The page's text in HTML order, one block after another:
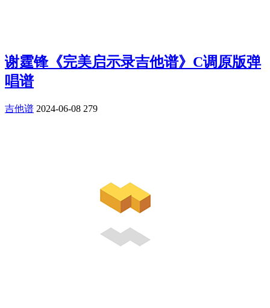
谢霆锋《完美启示录吉他谱》C调原版弹
唱谱
吉他谱 2024-06-08 279